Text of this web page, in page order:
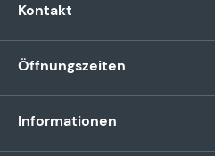
Kontakt
Öffnungszeiten
Informationen